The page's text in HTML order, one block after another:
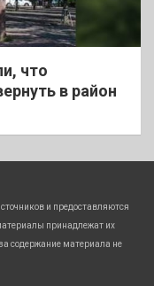
что
в район
и предоставляются
принадлежат их
содержание материала не